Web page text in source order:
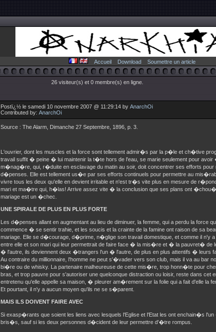
Accueil Download Soumettre un article
26 visiteur(s) et 0 membre(s) en ligne.
Postï¿½ le samedi 10 novembre 2007 @ 11:29:14 by AnarchOi
Contributed by: AnarchOi
Source : The Alarm, Dimanche 27 Septembre, 1896, p. 3.
L'ouvrier, dont les muscles et la force sont tellement admir�s par la p�le et ch�tive
travail suffit � peine � lui maintenir la t�te hors de l'eau, se marie seulement pour avoir
m�nag�re, qui, r�duite en esclavage du matin au soir, doit concentrer ses efforts pour
d�penses. Elle est tellement us�e par ses efforts continuels pour permettre au
vivre tous les deux qu'elle en devient irritable et n'est tr�s vite plus en mesure de
mari et ma�tre qui, h�las! Arrive assez vite � la conclusion que ses plans ont
mariage est un �chec.
UNE SPIRALE DE PLUS EN PLUS FORTE
Les d�penses allant en augmentant au lieu de diminuer, la femme, qui a perdu la force
commence � se sentir trahie, et les soucis et la crainte de la famine ont raison de sa
mariage. Elle se d�courage, d�prime, n�glige son travail domestique, et comme il n'y a
entre elle et son mari qui leur permettrait de faire face � la mis�re et � la pauvret� de
� l'autre, ils deviennent deux �trangers l'un � l'autre, de plus en plus attentifs � leurs
Au contraire du millionnaire, l'homme ne peut s'�vader vers son club, mais il va au bar
bi�re ou de whisky. La partenaire malheureuse de cette mis�re, trop honn�te pour
bras, et trop pauvre pour s'autoriser une quelconque distraction ou loisir, reste dans cet
entretenu qu'elle appelle sa maison, � pleurer am�rement sur la folie qui a fait d'elle la
Et pourtant, il n'y a aucun moyen qu'ils ne se s�parent.
MAIS ILS DOIVENT FAIRE AVEC
Si exasp�rants que soient les liens avec lesquels l'Eglise et l'Etat les ont enchain�s
bris�s, sauf si les deux personnes d�cident de leur permettre d'�tre rompus.